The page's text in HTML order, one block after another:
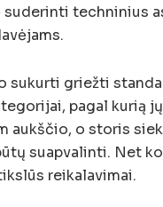
suderinti techninius
sukurti griežti
pagal kurią
aukščio, o storis
suapvalinti. Net
reikalavimai.